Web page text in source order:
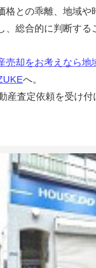
格との乖離、地域や
、総合的に判断する
売却をお考えなら地
へ。
産査定依頼を受け付